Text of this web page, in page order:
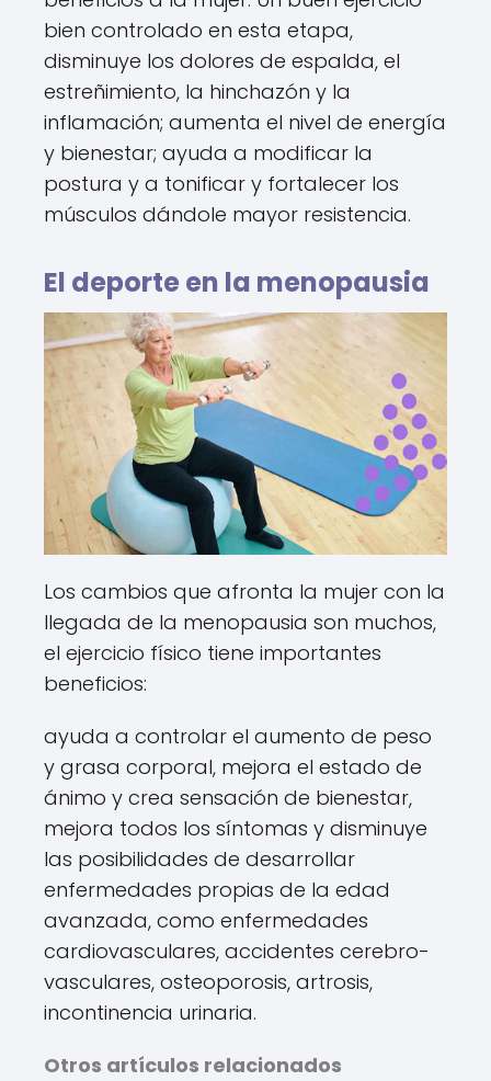
bien controlado en esta etapa,
disminuye los dolores de espalda, el
estreñimiento, la hinchazón y la
inflamación; aumenta el nivel de energía
y bienestar; ayuda a modificar la
postura y a tonificar y fortalecer los
músculos dándole mayor resistencia.
El deporte en la menopausia
Los cambios que afronta la mujer con la
llegada de la menopausia son muchos,
el ejercicio físico tiene importantes
beneficios:
ayuda a controlar el aumento de peso
y grasa corporal, mejora el estado de
ánimo y crea sensación de bienestar,
mejora todos los síntomas y disminuye
las posibilidades de desarrollar
enfermedades propias de la edad
avanzada, como enfermedades
cardiovasculares, accidentes cerebro-
vasculares, osteoporosis, artrosis,
incontinencia urinaria.
Otros artículos relacionados